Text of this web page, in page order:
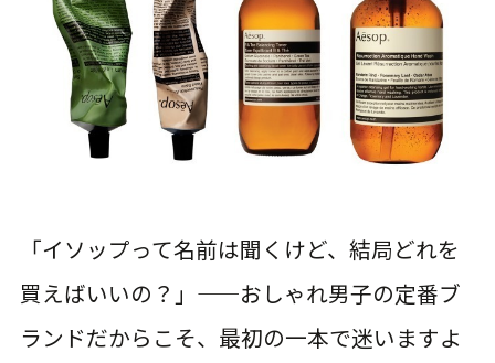
「イソップって名前は聞くけど、結局どれを
買えばいいの？」——おしゃれ男子の定番ブ
ランドだからこそ、最初の一本で迷いますよ